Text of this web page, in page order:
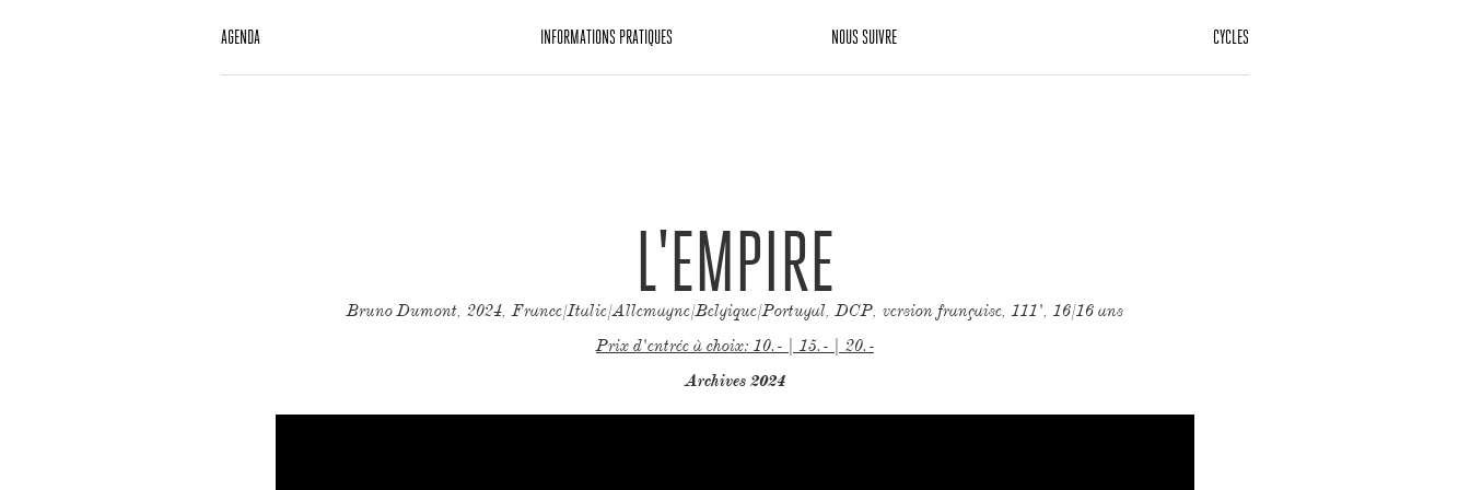
AGENDA INFORMATIONS PRATIQUES NOUS SUIVRE CYCLES
L'EMPIRE
Bruno Dumont, 2024, France/Italie/Allemagne/Belgique/Portugal, DCP, version française, 111', 16/16 ans
Prix d'entrée à choix: 10.- | 15.- | 20.-
Archives 2024